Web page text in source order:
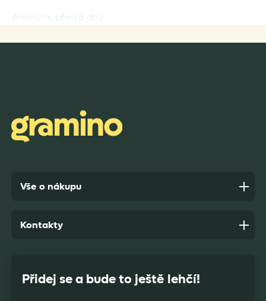
Anonym,před 7 dny
Vše o nákupu
Přidej se a bude to ještě lehčí!
Kontakty